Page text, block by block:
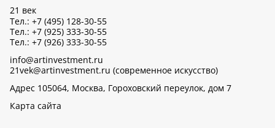
21 век
Тел.: +7 (495) 128-30-55
Тел.: +7 (925) 333-30-55
Тел.: +7 (926) 333-30-55
info@artinvestment.ru
21vek@artinvestment.ru (современное искусство)
Адрес 105064, Москва, Гороховский переулок, дом 7
Карта сайта